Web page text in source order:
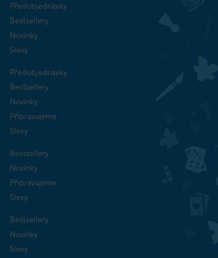
Předobjednávky
Bestsellery
Novinky
Slevy
Předobjednávky
Bestsellery
Novinky
Připravujeme
Slevy
Bestsellery
Novinky
Připravujeme
Slevy
Bestsellery
Novinky
Slevy